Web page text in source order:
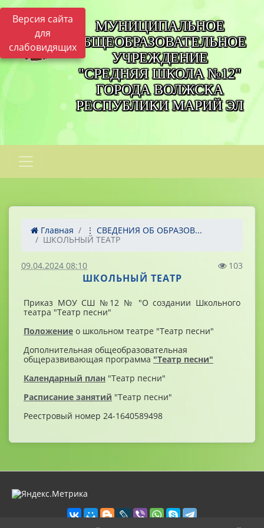
Версия сайта
для
слабовидящих
МУНИЦИПАЛЬНОЕ
ОБЩЕОБРАЗОВАТЕЛЬНОЕ
УЧРЕЖДЕНИЕ
"СРЕДНЯЯ ШКОЛА №12"
ГОРОДА ВОЛЖСКА
РЕСПУБЛИКИ МАРИЙ ЭЛ
Главная
⋮ СВЕДЕНИЯ ОБ ОБРАЗОВ...
ШКОЛЬНЫЙ ТЕАТР
09.04.2024 08:10 103
ШКОЛЬНЫЙ ТЕАТР
Приказ МОУ СШ №12 № "О создании Школьного
театра "Театр песни"
Положение о школьном театре "Театр песни"
Дополнительная общеобразовательная
общеразвивающая программа "Театр песни"
Календарный план "Театр песни"
Расписание занятий "Театр песни"
Реестровый номер 24-1640589498